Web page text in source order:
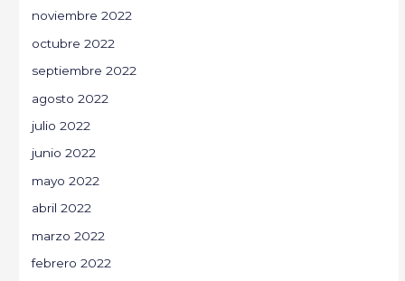
noviembre 2022
octubre 2022
septiembre 2022
agosto 2022
julio 2022
junio 2022
mayo 2022
abril 2022
marzo 2022
febrero 2022